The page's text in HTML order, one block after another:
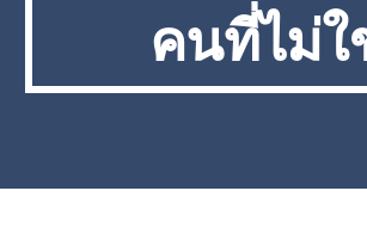
คนที่ไม่ใ